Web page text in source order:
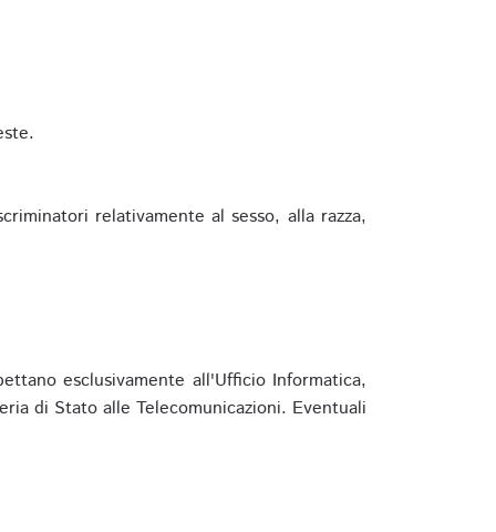
relativamente al sesso, alla razza,
esclusivamente all'Ufficio Informatica,
di Stato alle Telecomunicazioni. Eventuali